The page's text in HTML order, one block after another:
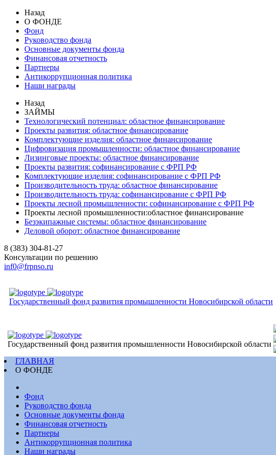
Назад
О ФОНДЕ
Фонд
Руководство фонда
Основные документы фонда
Финансовая отчетность
Партнеры
Антикоррупционная политика
Наши награды
Назад
ЗАЙМЫ
Технологический потенциал: областное финансирование
Проекты развития: областное финансирование
Комплектующие изделия: областное финансирование
Цифровизация промышленности: областное финансирование
Лизинговые проекты: областное финансирование
Проекты развития: софинансирование с ФРП РФ
Комплектующие изделия: софинансирование с ФРП РФ
Производительность труда: областное финансирование
Производительность труда: софинансирование с ФРП РФ
Проекты лесной промышленности: софинансирование с ФРП РФ
Проекты лесной промышленности:областное финансирование
Безэкипажные системы: областное финансирование
Деловой оборот: областное финансирование
8 (383) 304-81-27
Консультации по решению
inf0@frpnso.ru
Государственный фонд развития промышленности Новосибирской области
Государственный фонд развития промышленности Новосибирской области
ГЛАВНАЯ
О ФОНДЕ
Фонд
Руководство фонда
Основные документы фонда
Финансовая отчетность
Партнеры
Антикоррупционная политика
Наши награды